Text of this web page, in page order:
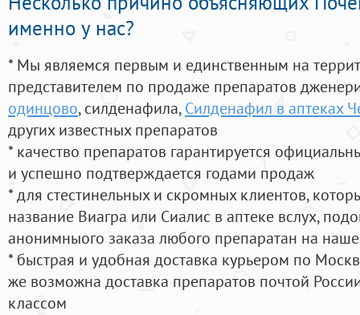
именно у нас?
* Мы являемся первым и единственным на
представителем по продаже препаратов
одинцово, силденафила, Силденафил в аптеках
других известных препаратов
* качество препаратов гарантируется
и успешно подтверждается годами продаж
* для стестинельных и скромных клиентов,
название Виагра или Сиалис в аптеке вслух,
анонимныого заказа любого препаратан на
* быстрая и удобная доставка курьером по
же возможна доставка препаратов почтой
классом